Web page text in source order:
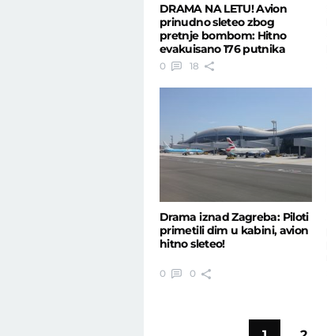
DRAMA NA LETU! Avion
prinudno sleteo zbog
pretnje bombom: Hitno
evakuisano 176 putnika
0 18
Drama iznad Zagreba: Piloti
primetili dim u kabini, avion
hitno sleteo!
0 0